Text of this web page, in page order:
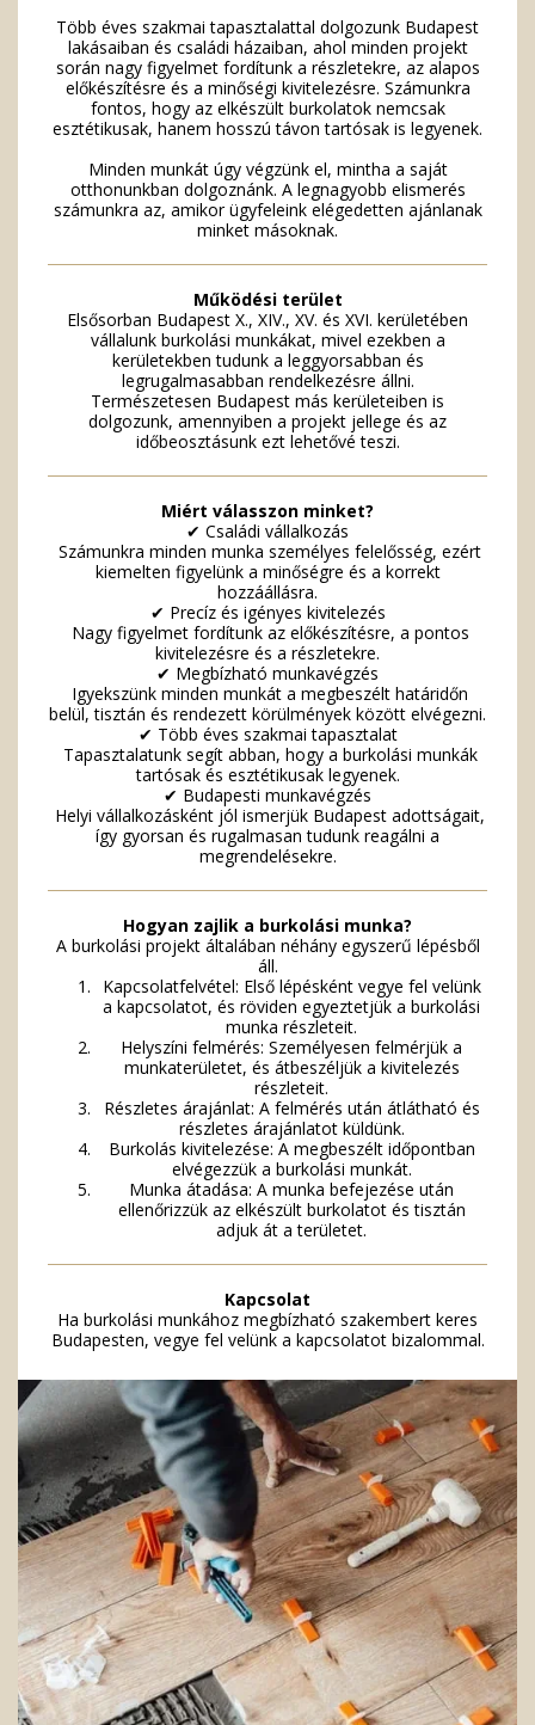
Több éves szakmai tapasztalattal dolgozunk Budapest
lakásaiban és családi házaiban, ahol minden projekt
során nagy figyelmet fordítunk a részletekre, az alapos
előkészítésre és a minőségi kivitelezésre. Számunkra
fontos, hogy az elkészült burkolatok nemcsak
esztétikusak, hanem hosszú távon tartósak is legyenek.
Minden munkát úgy végzünk el, mintha a saját
otthonunkban dolgoznánk. A legnagyobb elismerés
számunkra az, amikor ügyfeleink elégedetten ajánlanak
minket másoknak.
Működési terület
Elsősorban Budapest X., XIV., XV. és XVI. kerületében
vállalunk burkolási munkákat, mivel ezekben a
kerületekben tudunk a leggyorsabban és
legrugalmasabban rendelkezésre állni.
Természetesen Budapest más kerületeiben is
dolgozunk, amennyiben a projekt jellege és az
időbeosztásunk ezt lehetővé teszi.
Miért válasszon minket?
✔ Családi vállalkozás
Számunkra minden munka személyes felelősség, ezért
kiemelten figyelünk a minőségre és a korrekt
hozzáállásra.
✔ Precíz és igényes kivitelezés
Nagy figyelmet fordítunk az előkészítésre, a pontos
kivitelezésre és a részletekre.
✔ Megbízható munkavégzés
Igyekszünk minden munkát a megbeszélt határidőn
belül, tisztán és rendezett körülmények között elvégezni.
✔ Több éves szakmai tapasztalat
Tapasztalatunk segít abban, hogy a burkolási munkák
tartósak és esztétikusak legyenek.
✔ Budapesti munkavégzés
Helyi vállalkozásként jól ismerjük Budapest adottságait,
így gyorsan és rugalmasan tudunk reagálni a
megrendelésekre.
Hogyan zajlik a burkolási munka?
A burkolási projekt általában néhány egyszerű lépésből
áll.
Kapcsolatfelvétel: Első lépésként vegye fel velünk
a kapcsolatot, és röviden egyeztetjük a burkolási
munka részleteit.
Helyszíni felmérés: Személyesen felmérjük a
munkaterületet, és átbeszéljük a kivitelezés
részleteit.
Részletes árajánlat: A felmérés után átlátható és
részletes árajánlatot küldünk.
Burkolás kivitelezése: A megbeszélt időpontban
elvégezzük a burkolási munkát.
Munka átadása: A munka befejezése után
ellenőrizzük az elkészült burkolatot és tisztán
adjuk át a területet.
Kapcsolat
Ha burkolási munkához megbízható szakembert keres
Budapesten, vegye fel velünk a kapcsolatotbizalommal.